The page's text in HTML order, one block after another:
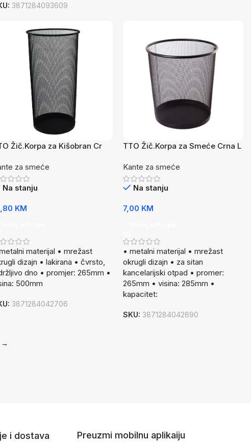
3871284093609
Žič.Korpa za Kišobran Cr
za smeće
Na stanju
KM
materijal • mrežast
dizajn • lakirana • čvrsto,
dno • promjer: 265mm •
500mm
3871284042706
TTO Žič.Korpa za Smeće Crna L
Kante za smeće
Na stanju
7,00 KM
• metalni materijal • mrežast
okrugli dizajn • za sitan
kancelarijski otpad • promer:
265mm • visina: 285mm •
kapacitet:
SKU:3871284042690
→
i dostava Preuzmi mobilnu aplikaiju